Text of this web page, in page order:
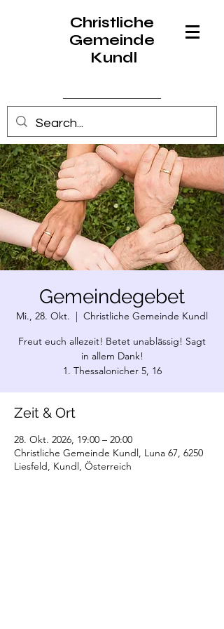
Christliche
Gemeinde
Kundl
Anmelden
Gemeindegebet
Mi., 28. Okt.
  |
Christliche Gemeinde Kundl
Freut euch allezeit! Betet unablässig! Sagt
in allem Dank!
1. Thessalonicher 5, 16
Zeit & Ort
28. Okt. 2026, 19:00 – 20:00
Christliche Gemeinde Kundl, Luna 67, 6250
Liesfeld, Kundl, Österreich